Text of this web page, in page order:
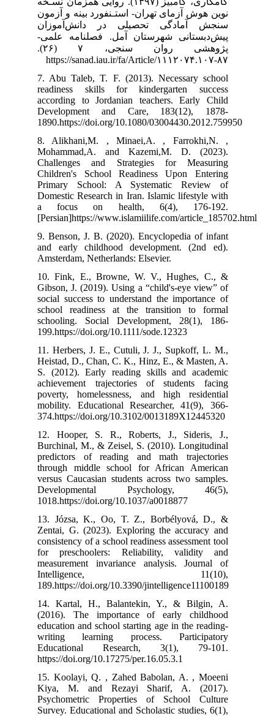
بینه و آزمون
علمی-
پژوهشی روان سنجی، ۷ (۲۶).
7. Abu Taleb,
readiness
according to
1890.https://
8.
Challenges
Children's
Primary
Domestic
a focus
9. Benson, J.
and early
10. Fink, E.,
Gibson, J.
social success
school
schooling.
11. Herbers,
Heistad, D.,
S. (2012).
achievement
poverty,
mobility.
374.https://
12. Hooper,
Burchinal, M.,
predictors of
through
versus
13. Józsa,
Zentai, G.
consistency of
for
189.https://
14. Kartal,
(2016). The
education and
writing
15. Koolayi,
Kiya, M.
Survey.